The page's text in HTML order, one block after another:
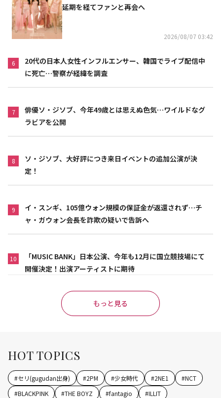
延期を経てファンと再会へ
2026/08/07 03:42
6
20代の日本人女性インフルエンサー、韓国でライブ配信中
に死亡…警察が経緯を調査
7
俳優ソ・ジソブ、今年49歳とは思えぬ色気…ワイルドなグ
ラビアを公開
8
ソ・ジソブ、大好評につき来日イベントの追加公演が決
定！
9
イ・スンギ、105億ウォン規模の保証金が返還されず…チ
ャ・ガウォン会長を詐欺の疑いで告訴へ
10
「MUSIC BANK」日本公演、今年も12月に国立競技場にて
開催決定！出演アーティストに期待
もっと見る
HOT TOPICS
#セリ(gugudan出身) #2PM #少女時代 #2NE1 #NCT
#BLACKPINK #THE BOYZ #fantagio #ILLIT